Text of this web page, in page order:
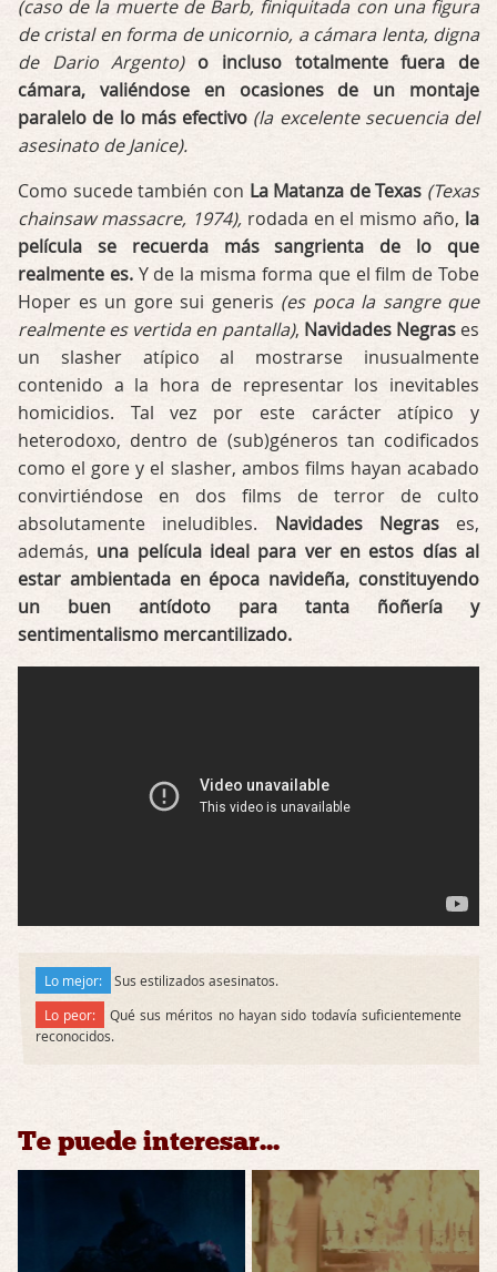
(caso de la muerte de Barb, finiquitada con una figura
de cristal en forma de unicornio, a cámara lenta, digna
de Dario Argento) o incluso totalmente fuera de
cámara, valiéndose en ocasiones de un montaje
paralelo de lo más efectivo (la excelente secuencia del
asesinato de Janice).
Como sucede también con La Matanza de Texas (Texas
chainsaw massacre, 1974),rodada en el mismo año, la
película se recuerda más sangrienta de lo que
realmente es.Y de la misma forma que el film de Tobe
Hoper es un gore sui generis (es poca la sangre que
realmente es vertida en pantalla), Navidades Negrases
un slasher atípico al mostrarse inusualmente
contenido a la hora de representar los inevitables
homicidios. Tal vez por este carácter atípico y
heterodoxo, dentro de (sub)géneros tan codificados
como el gore y el slasher, ambos films hayan acabado
convirtiéndose en dos films de terror de culto
absolutamente ineludibles. Navidades Negrases,
además, una película ideal para ver en estos días al
estar ambientada en época navideña, constituyendo
un buen antídoto para tanta ñoñería y
sentimentalismo mercantilizado.
Lo mejor:
Sus estilizados asesinatos.
Lo peor:
Qué sus méritos no hayan sido todavía suficientemente
reconocidos.
Te puede interesar...